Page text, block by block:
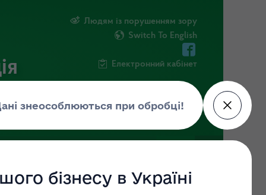
Людям із порушенням зору
Switch To English
Електронний кабінет